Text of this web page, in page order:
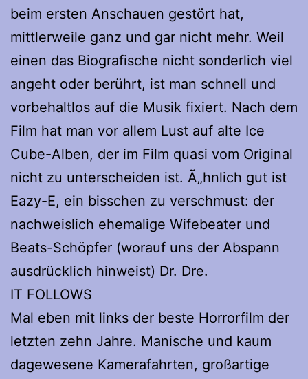
beim ersten Anschauen gestört hat,
mittlerweile ganz und gar nicht mehr. Weil
einen das Biografische nicht sonderlich viel
angeht oder berührt, ist man schnell und
vorbehaltlos auf die Musik fixiert. Nach dem
Film hat man vor allem Lust auf alte Ice
Cube-Alben, der im Film quasi vom Original
nicht zu unterscheiden ist. Ã„hnlich gut ist
Eazy-E, ein bisschen zu verschmust: der
nachweislich ehemalige Wifebeater und
Beats-Schöpfer (worauf uns der Abspann
ausdrücklich hinweist) Dr. Dre.
IT FOLLOWS
Mal eben mit links der beste Horrorfilm der
letzten zehn Jahre. Manische und kaum
dagewesene Kamerafahrten, großartige